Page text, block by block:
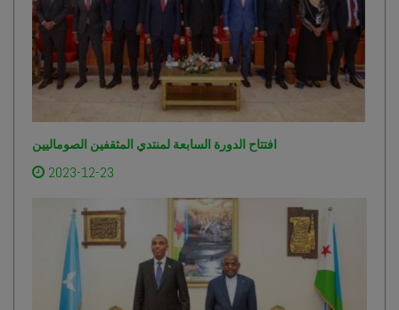
افتتاح الدورة السابعة لمنتدي المثقفين الصوماليين
2023-12-23